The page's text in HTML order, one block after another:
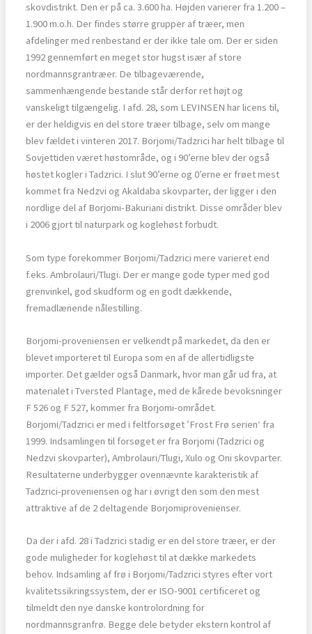
skovdistrikt. Den er på ca. 3.600 ha. Højden varierer fra 1.200 –
1.900 m.o.h. Der findes større grupper af træer, men
afdelinger med renbestand er der ikke tale om. Der er siden
1992 gennemført en meget stor hugst især af store
nordmannsgrantræer. De tilbageværende,
sammenhængende bestande står derfor ret højt og
vanskeligt tilgængelig. I afd. 28, som LEVINSEN har licens til,
er der heldigvis en del store træer tilbage, selv om mange
blev fældet i vinteren 2017. Borjomi/Tadzrici har helt tilbage til
Sovjettiden været høstområde, og i 90’erne blev der også
høstet kogler i Tadzrici. I slut 90’erne og 0’erne er frøet mest
kommet fra Nedzvi og Akaldaba skovparter, der ligger i den
nordlige del af Borjomi-Bakuriani distrikt. Disse områder blev
i 2006 gjort til naturpark og koglehøst forbudt.
Som type forekommer Borjomi/Tadzrici mere varieret end
f.eks. Ambrolauri/Tlugi. Der er mange gode typer med god
grenvinkel, god skudform og en godt dækkende,
fremadlænende nålestilling.
Borjomi-proveniensen er velkendt på markedet, da den er
blevet importeret til Europa som en af de allertidligste
importer. Det gælder også Danmark, hvor man går ud fra, at
materialet i Tversted Plantage, med de kårede bevoksninger
F 526 og F 527, kommer fra Borjomi-området.
Borjomi/Tadzrici er med i feltforsøget ’Frost Frø serien‘ fra
1999. Indsamlingen til forsøget er fra Borjomi (Tadzrici og
Nedzvi skovparter), Ambrolauri/Tlugi, Xulo og Oni skovparter.
Resultaterne underbygger ovennævnte karakteristik af
Tadzrici-proveniensen og har i øvrigt den som den mest
attraktive af de 2 deltagende Borjomiprovenienser.
Da der i afd. 28 i Tadzrici stadig er en del store træer, er der
gode muligheder for koglehøst til at dække markedets
behov. Indsamling af frø i Borjomi/Tadzrici styres efter vort
kvalitetssikringssystem, der er ISO-9001 certificeret og
tilmeldt den nye danske kontrolordning for
nordmannsgranfrø. Begge dele betyder ekstern kontrol af